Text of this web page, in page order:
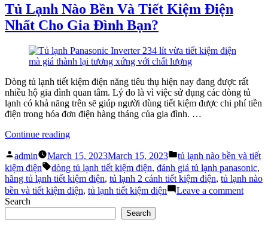
Tủ Lạnh Nào Bền Và Tiết Kiệm Điện
Nhất Cho Gia Đình Bạn?
Dòng tủ lạnh tiết kiệm điện năng tiêu thụ hiện nay đang được rất
nhiều hộ gia đình quan tâm. Lý do là vì việc sử dụng các dòng tủ
lạnh có khả năng trên sẽ giúp người dùng tiết kiệm được chi phí tiền
điện trong hóa đơn điện hàng tháng của gia đình. …
Continue reading“Tủ
Nào
Bền
Và
Tiết
Kiệm
Điện
Nhất
Posted
by
admin March 15, 2023March 15, 2023
Posted
in
tủ lạnh nào bền và tiết
kiệm điện
Tags:
dòng tủ lạnh tiết kiệm điện, đánh giá tủ lạnh panasonic,
hãng tủ lạnh tiết kiệm điện, tủ lạnh 2 cánh tiết kiệm điện, tủ lạnh nào
bền và tiết kiệm điện, tủ lạnh tiết kiệm điện Leave a commenton
Search
Search